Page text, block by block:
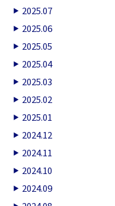
2025.07
2025.06
2025.05
2025.04
2025.03
2025.02
2025.01
2024.12
2024.11
2024.10
2024.09